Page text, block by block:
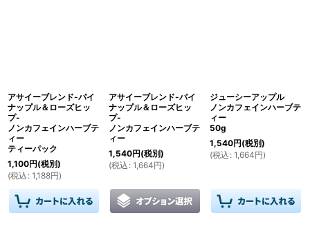
アサイーブレンド-パイ
ナップル＆ローズヒッ
プ-
ノンカフェインハーブテ
ィー
ティーパック
1,100円(税別)
(税込 : 1,188円)
アサイーブレンド-パイ
ナップル＆ローズヒッ
プ-
ノンカフェインハーブテ
ィー
1,540円(税別)
(税込 : 1,664円)
ジューシーアップル
ノンカフェインハーブテ
ィー
50g
1,540円(税別)
(税込 : 1,664円)